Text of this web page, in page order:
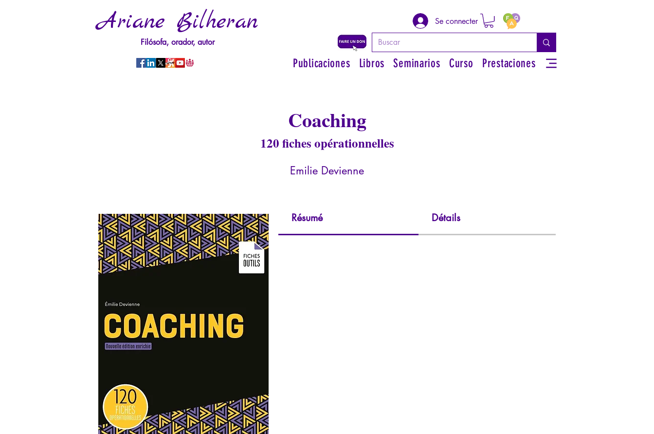
Ariane Bilheran
Filósofa, orador, autor
Se connecter
Publicaciones Libros Seminarios Curso Prestaciones
Coaching
120 fiches opérationnelles
Emilie Devienne
Résumé Détails